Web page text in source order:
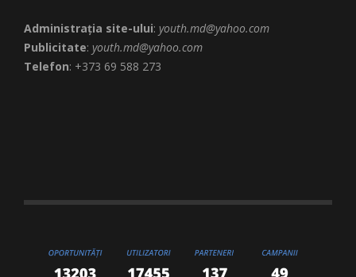
Administrația site-ului: youth.md@yahoo.com
Publicitate: youth.md@yahoo.com
Telefon: +373 69 588 273